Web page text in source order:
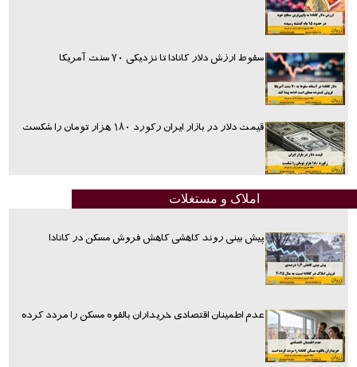
سقوط ارزش دلار کانادا تا نزدیکی ۷۰ سنت آمریکا
قیمت دلار در بازار ایران رکورد ۱۸۰ هزار تومان را شکست
املاک و مستغلات
پیش بینی روند کاهشی کاهش فروش مسکن در کانادا
عدم اطمینان اقتصادی خریداران بالقوه مسکن را مردد کرده